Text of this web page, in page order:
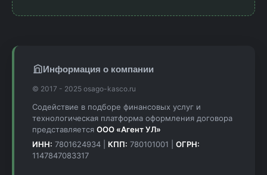
Информация о компании
© 2017 - 2025 osago-kasco.ru
Содействие в подборе финансовых услуг и
технологическая платформа оформления договора
представляется ООО «Агент УЛ»
ИНН: 7801624934 | КПП: 780101001 | ОГРН:
1147847083317